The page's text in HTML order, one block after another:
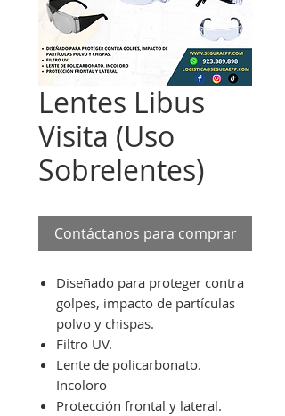
Lentes Libus
Visita (Uso
Sobrelentes)
Contáctanos para comprar
Diseñado para proteger contra
golpes, impacto de partículas
polvo y chispas.
Filtro UV.
Lente de policarbonato.
Incoloro
Protección frontal y lateral.